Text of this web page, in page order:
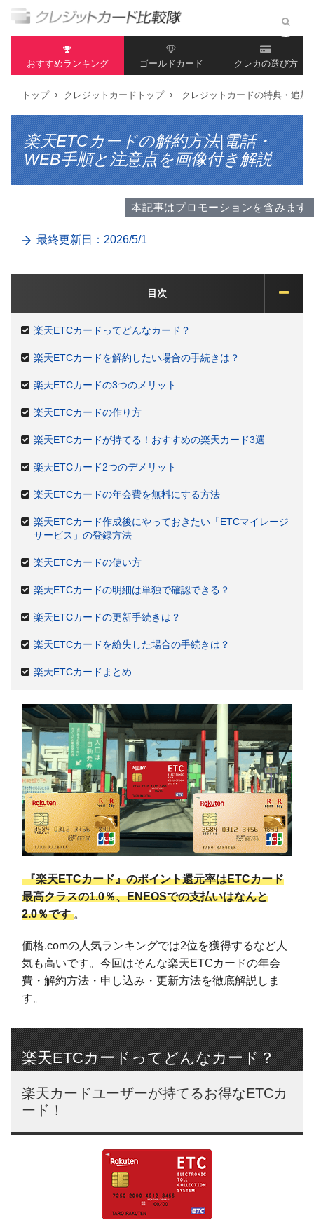
おすすめランキング ゴールドカード クレカの選び方
トップ クレジットカードトップ クレジットカードの特典・追加
楽天ETCカードの解約方法|電話・
WEB手順と注意点を画像付き解説
本記事はプロモーションを含みます
最終更新日：2026/5/1
目次
楽天ETCカードってどんなカード？
楽天ETCカードを解約したい場合の手続きは？
楽天ETCカードの3つのメリット
楽天ETCカードの作り方
楽天ETCカードが持てる！おすすめの楽天カード3選
楽天ETCカード2つのデメリット
楽天ETCカードの年会費を無料にする方法
楽天ETCカード作成後にやっておきたい「ETCマイレージ
サービス」の登録方法
楽天ETCカードの使い方
楽天ETCカードの明細は単独で確認できる？
楽天ETCカードの更新手続きは？
楽天ETCカードを紛失した場合の手続きは？
楽天ETCカードまとめ
『楽天ETCカード』のポイント還元率はETCカード
最高クラスの1.0％、ENEOSでの支払いはなんと
2.0％です 。
価格.comの人気ランキングでは2位を獲得するなど人
気も高いです。今回はそんな楽天ETCカードの年会
費・解約方法・申し込み・更新方法を徹底解説しま
す。
楽天ETCカードってどんなカード？
楽天カードユーザーが持てるお得なETCカ
ード！